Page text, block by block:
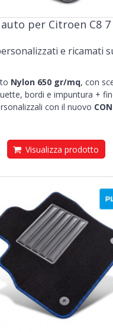
per Citroen C8
e ricamati
Nylon 650 gr/mq, con
bordi e impuntura +
con il nuovo
Visualizza prodotto